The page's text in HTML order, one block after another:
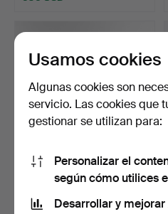
SERGIO RODRIGUES
Subastado 16 sep 2025
Usamos cookies
Algunas cookies son
servicio. Las cookies que
gestionar se utilizan para:
Personalizar el
según cómo utilices
Desarrollar y